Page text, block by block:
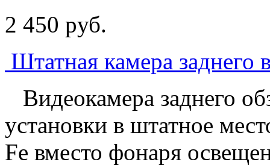
2 450 pуб.
Штатная камера заднего
Видеокамера заднего
установки в штатное
Fe вместо фонаря